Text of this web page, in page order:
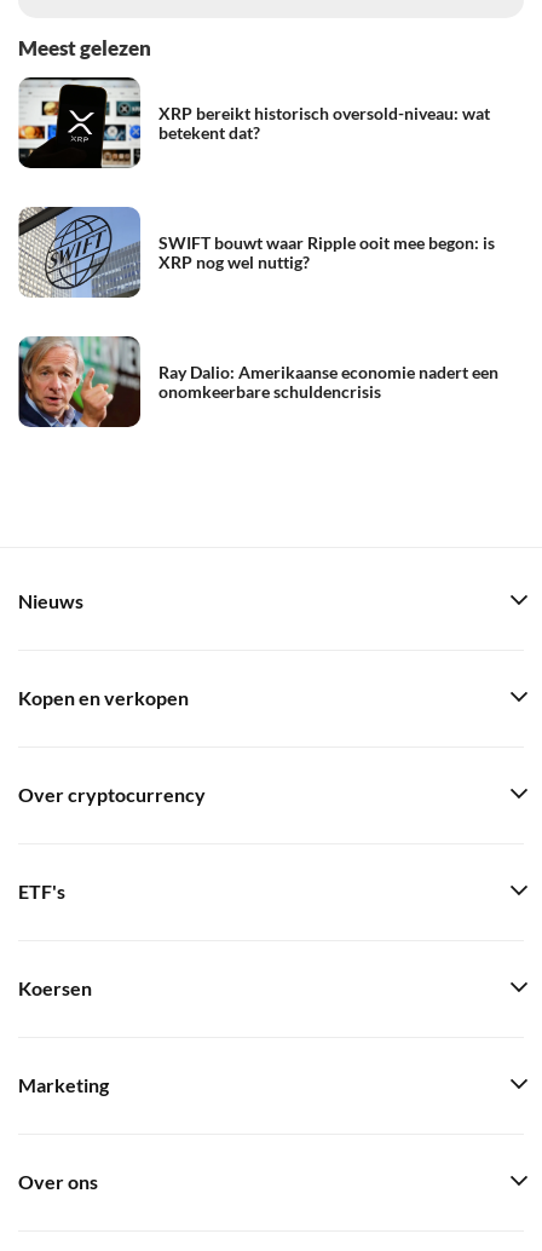
Meest gelezen
XRP bereikt historisch oversold-niveau: wat
betekent dat?
SWIFT bouwt waar Ripple ooit mee begon: is
XRP nog wel nuttig?
Ray Dalio: Amerikaanse economie nadert een
onomkeerbare schuldencrisis
Nieuws
Kopen en verkopen
Over cryptocurrency
ETF's
Koersen
Marketing
Over ons